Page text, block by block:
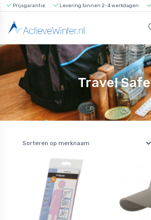
Prijsgarantie Levering binnen 2-4 werkdagen
Travel Safe